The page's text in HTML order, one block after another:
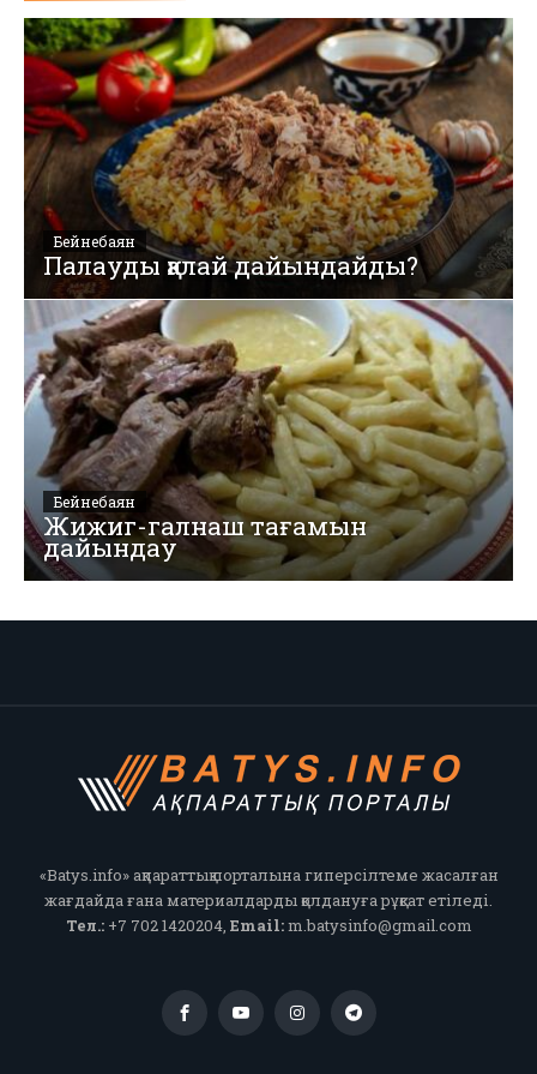
Бейнебаян
Палауды қалай дайындайды?
Бейнебаян
Жижиг-галнаш тағамын
дайындау
«Batys.info» ақпараттық порталына гиперсілтеме жасалған
жағдайда ғана материалдарды қолдануға рұқсат етіледі.
Тел.:+7 702 1420204, Email:m.batysinfo@gmail.com